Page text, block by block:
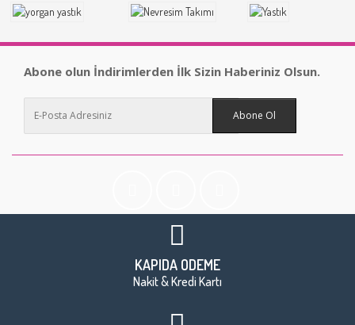
Abone olun İndirimlerden İlk Sizin Haberiniz Olsun.
Abone Ol
KAPIDA ÖDEME
Nakit & Kredi Kartı